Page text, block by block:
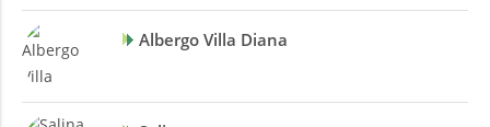
Albergo Villa Diana